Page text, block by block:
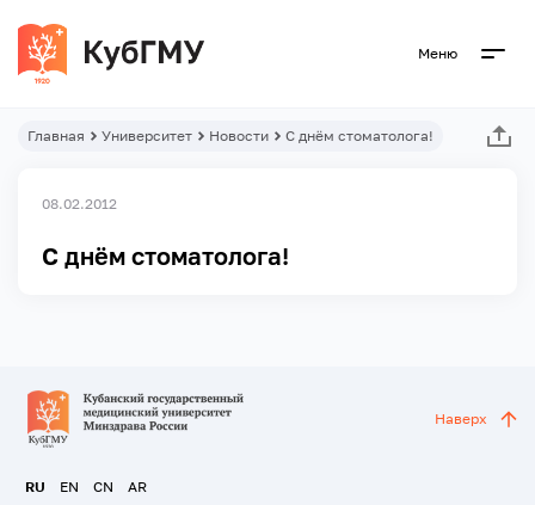
Меню
Главная Университет Новости С днём стоматолога!
08.02.2012
С днём стоматолога!
RU EN CN AR
Наверх